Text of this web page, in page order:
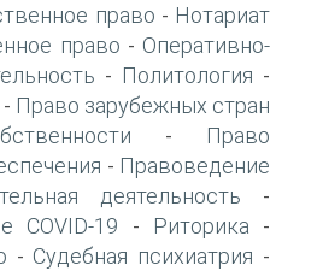
право - Нотариат
право - Оперативно-
- Политология -
- Право зарубежных стран
-
Право
- Правоведение
деятельность -
COVID-19 - Риторика -
- Судебная психиатрия -